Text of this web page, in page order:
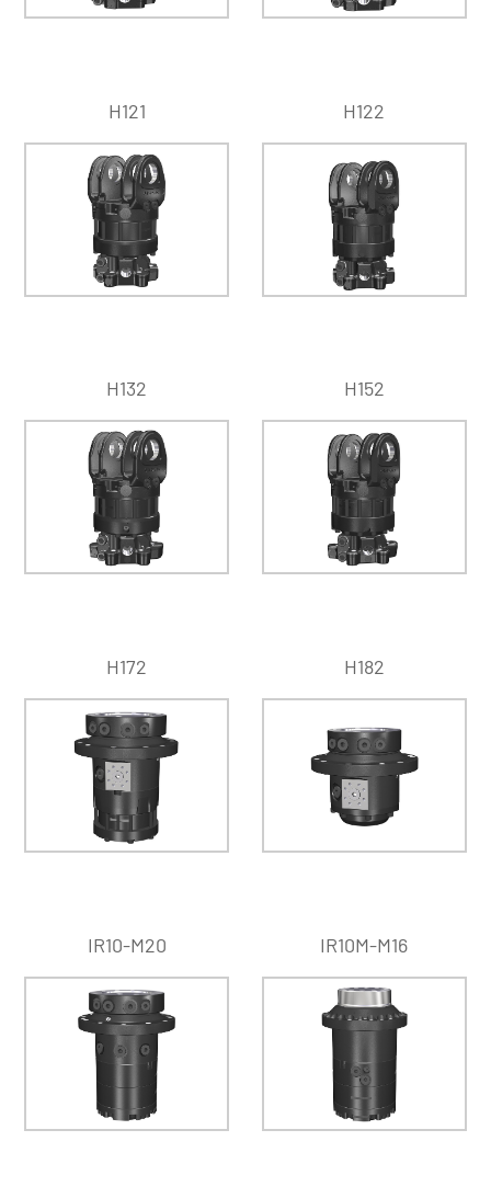
H121 H122
H132 H152
H172 H182
IR10-M20 IR10M-M16